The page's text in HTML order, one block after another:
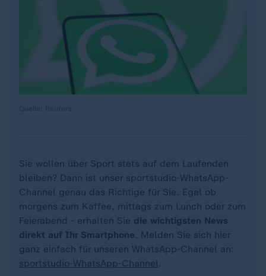
Sie wollen über Sport stets auf dem Laufenden
bleiben? Dann ist unser sportstudio-WhatsApp-
Channel genau das Richtige für Sie. Egal ob
morgens zum Kaffee, mittags zum Lunch oder zum
Feierabend - erhalten Sie die wichtigsten News
direkt auf Ihr Smartphone. Melden Sie sich hier
ganz einfach für unseren WhatsApp-Channel an:
sportstudio-WhatsApp-Channel.